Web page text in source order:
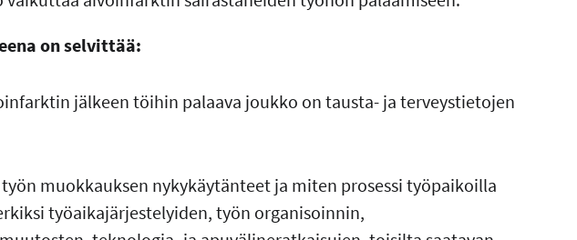
on selvittää:
jälkeen töihin palaava joukko on tausta- ja terveystietojen
muokkauksen nykykäytänteet ja miten prosessi työpaikoilla
työaikajärjestelyiden, työn organisoinnin,